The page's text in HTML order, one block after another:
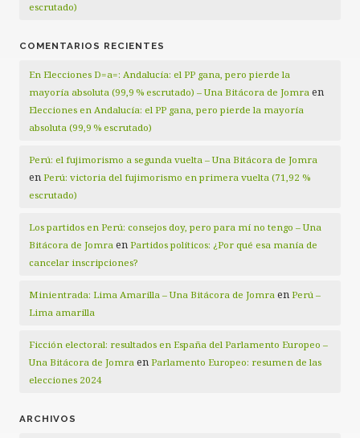
escrutado)
COMENTARIOS RECIENTES
En Elecciones D=a=: Andalucía: el PP gana, pero pierde la
mayoría absoluta (99,9 % escrutado) – Una Bitácora de Jomra en
Elecciones en Andalucía: el PP gana, pero pierde la mayoría
absoluta (99,9 % escrutado)
Perú: el fujimorismo a segunda vuelta – Una Bitácora de Jomra
en Perú: victoria del fujimorismo en primera vuelta (71,92 %
escrutado)
Los partidos en Perú: consejos doy, pero para mí no tengo – Una
Bitácora de Jomra en Partidos políticos: ¿Por qué esa manía de
cancelar inscripciones?
Minientrada: Lima Amarilla – Una Bitácora de Jomra en Perú –
Lima amarilla
Ficción electoral: resultados en España del Parlamento Europeo –
Una Bitácora de Jomra en Parlamento Europeo: resumen de las
elecciones 2024
ARCHIVOS